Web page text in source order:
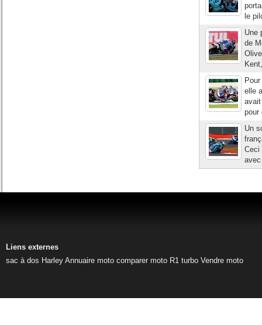
le
Une
de
elle
pour
Un
Ceci
Liens externes
sac à dos Harley Annuaire moto comparer moto R1 turbo Vendre moto